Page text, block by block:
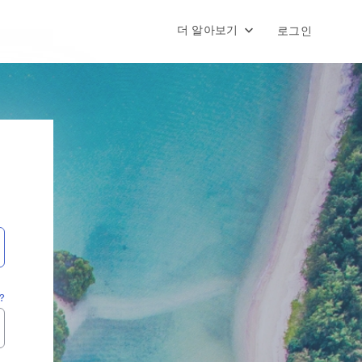
더 알아보기 로그인